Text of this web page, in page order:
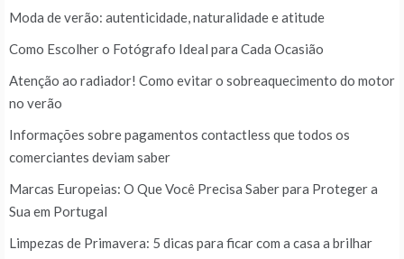
Moda de verão: autenticidade, naturalidade e atitude
Como Escolher o Fotógrafo Ideal para Cada Ocasião
Atenção ao radiador! Como evitar o sobreaquecimento do motor
no verão
Informações sobre pagamentos contactless que todos os
comerciantes deviam saber
Marcas Europeias: O Que Você Precisa Saber para Proteger a
Sua em Portugal
Limpezas de Primavera: 5 dicas para ficar com a casa a brilhar